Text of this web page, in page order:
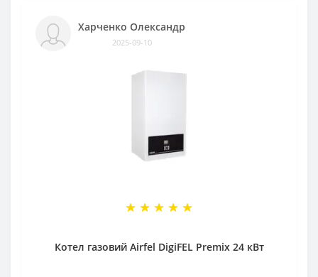
Харченко Олександр
2025-09-10
Котел газовий Airfel DigiFEL Premix 24 кВт